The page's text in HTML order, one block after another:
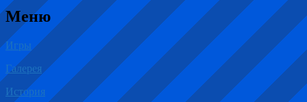
Меню
Игры
Галерея
История